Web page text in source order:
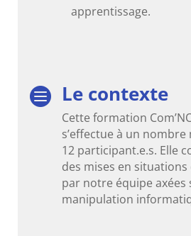
apprentissage.
 Le contexte
Cette formation
s’effectue à un nombre
12 participant.e.s. Elle
des mises en situations
par notre équipe axées
manipulation